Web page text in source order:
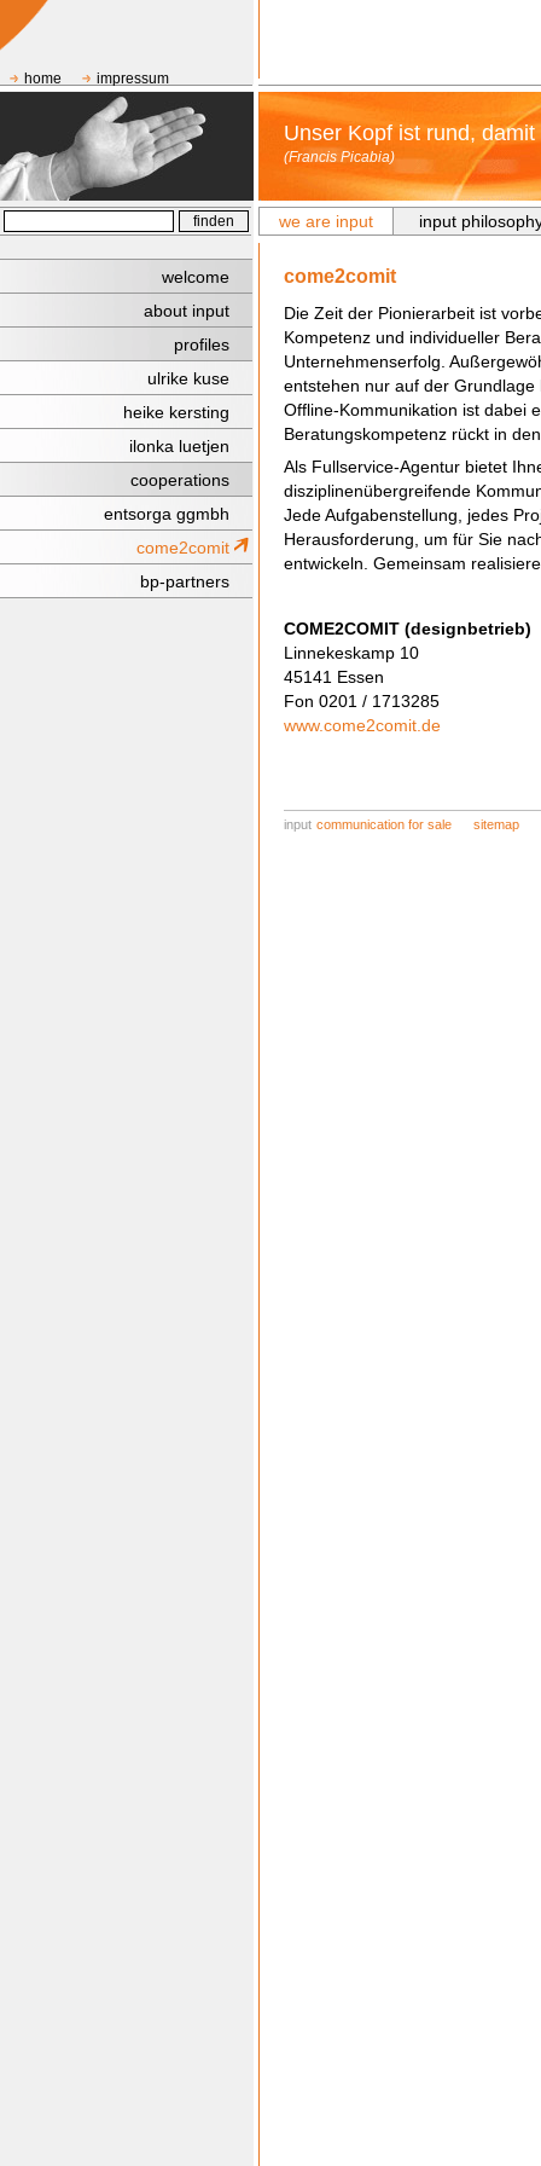
Unser Kopf ist rund,
(Francis Picabia)
home impressum
we are input input
welcome
about input
profiles
ulrike kuse
heike kersting
ilonka luetjen
cooperations
entsorga ggmbh
come2comit
bp-partners
come2comit
Die Zeit der Pionierarbeit ist
Kompetenz und individueller
Unternehmenserfolg.
entstehen nur auf der
Offline-Kommunikation ist dabei
Beratungskompetenz rückt in
Als Fullservice-Agentur bietet
disziplinenübergreifende
Jede Aufgabenstellung, jedes
Herausforderung, um für Sie
entwickeln. Gemeinsam
COME2COMIT (designbetrieb)
Linnekeskamp 10
45141 Essen
Fon 0201 / 1713285
www.come2comit.de
input communication for sale sitemap